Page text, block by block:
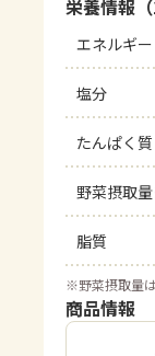
栄養情報（
エネルギー
塩分
たんぱく質
野菜摂取
脂質
※野菜摂取量
商品情報